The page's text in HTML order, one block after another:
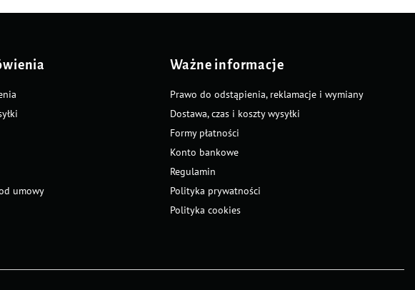
umowy
Ważne informacje
Prawo do odstąpienia, reklamacje i wymiany
Dostawa, czas i koszty wysyłki
Formy płatności
Konto bankowe
Regulamin
Polityka prywatności
Polityka cookies